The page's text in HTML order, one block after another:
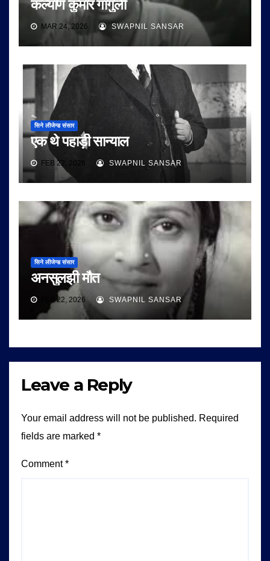
कल्याण कुमार गांगुली
MAR 24, 2026 SWAPNIL SANSAR
सिने लीजेन्ड संसार
एक थे पहाड़ी सान्याल
FEB 22, 2026 SWAPNIL SANSAR
सिने लीजेन्ड संसार
अनसुलझी मौत
FEB 22, 2026 SWAPNIL SANSAR
Leave a Reply
Your email address will not be published. Required
fields are marked *
Comment*